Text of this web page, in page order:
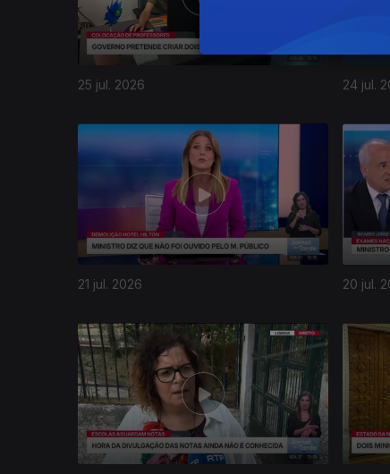
25 jul. 2026 24 jul.
21 jul. 2026 20 jul.
942634